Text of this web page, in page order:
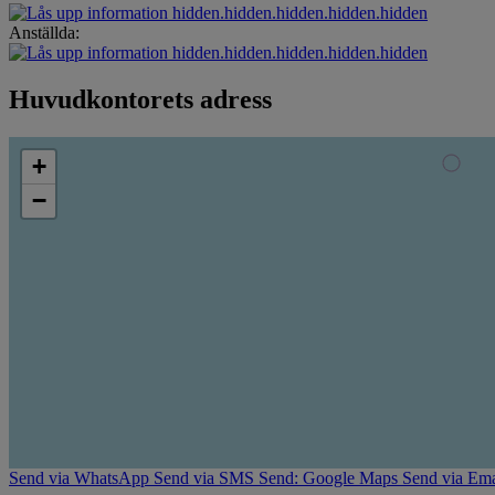
hidden.hidden.hidden.hidden.hidden
Anställda:
hidden.hidden.hidden.hidden.hidden
Huvudkontorets adress
+
−
Send via WhatsApp Send via SMS Send: Google Maps Send via